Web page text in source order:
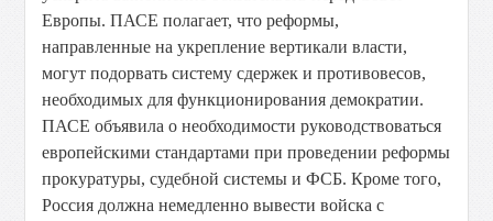
Европы. ПАСЕ полагает, что реформы,
направленные на укрепление вертикали власти,
могут подорвать систему сдержек и противовесов,
необходимых для функционирования демократии.
ПАСЕ объявила о необходимости руководствоваться
европейскими стандартами при проведении реформы
прокуратуры, судебной системы и ФСБ. Кроме того,
Россия должна немедленно вывести войска с